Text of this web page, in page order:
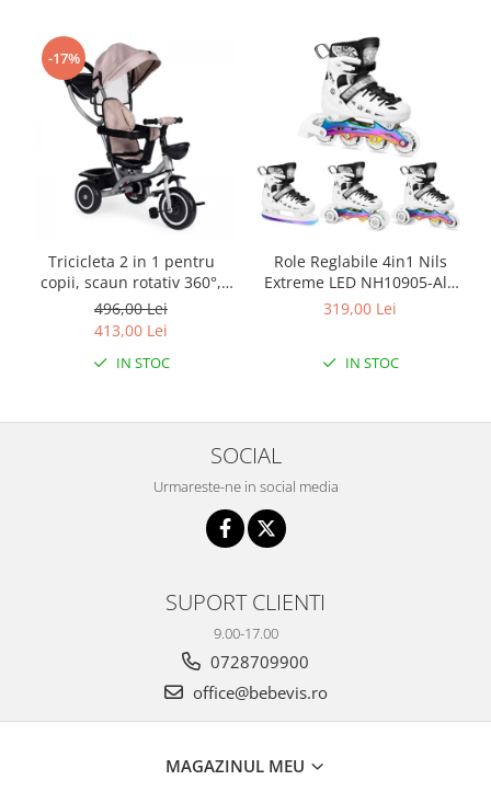
-17%
Tricicleta 2 in 1 pentru
copii, scaun rotativ 360°,
roti din spuma EVA, Ecotoys
WQL-066-52
496,00 Lei
413,00 Lei
IN STOC
Role Reglabile 4in1 Nils
Extreme LED NH10905-Alb
curcubeu
319,00 Lei
IN STOC
SOCIAL
Urmareste-ne in social media
SUPORT CLIENTI
9.00-17.00
0728709900
office@bebevis.ro
MAGAZINUL MEU